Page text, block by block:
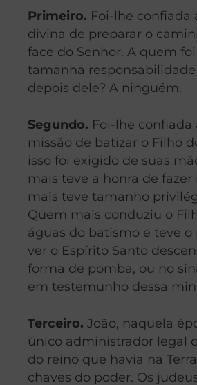
Primeiro. Foi-lhe confiada
divina de preparar o
face do Senhor. A quem
tamanha
depois dele? A ninguém.
Segundo. Foi-lhe
missão de batizar o Filho
isso foi exigido de suas
mais teve a honra de fazer
mais teve tamanho
Quem mais conduziu o
águas do batismo e teve
ver o Espírito Santo
forma de pomba, ou no
em testemunho dessa
Terceiro. João, naquela
único administrador legal
do reino que havia na
chaves do poder. Os